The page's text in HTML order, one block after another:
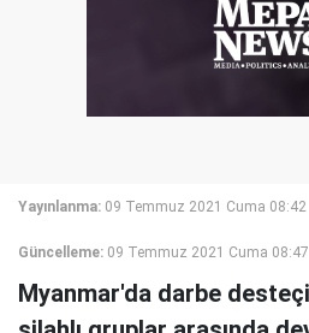
Yayınlanma: 09 Temmuz 2021 Cuma 08:42
Güncelleme: 09 Temmuz 2021 Cuma 08:47
Myanmar'da darbe